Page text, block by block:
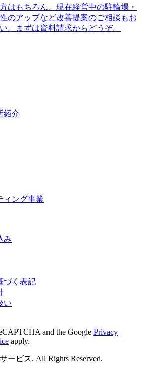
はもちろん、現在経営中の駐輪場・
のアップなど改善提案のご相談もお
。まずは資料請求からどうぞ。
紹介
ィング事業
み
づく表記
い
and the Google Privacy
apply.
ービス. All Rights Reserved.